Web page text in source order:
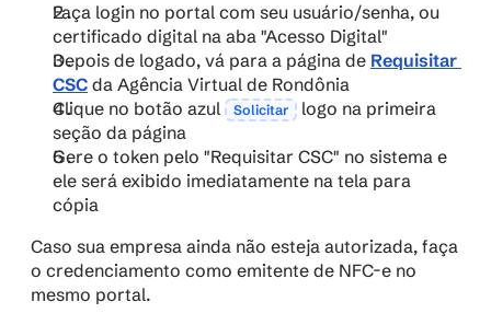
Faça login no portal com seu usuário/senha, ou
certificado digital na aba "Acesso Digital"
Depois de logado, vá para a página de Requisitar
CSC da Agência Virtual de Rondônia
Clique no botão azul
Solicitar
logo na primeira
seção da página
Gere o token pelo "Requisitar CSC" no sistema e
ele será exibido imediatamente na tela para
cópia
Caso sua empresa ainda não esteja autorizada, faça
o credenciamento como emitente de NFC-e no
mesmo portal.